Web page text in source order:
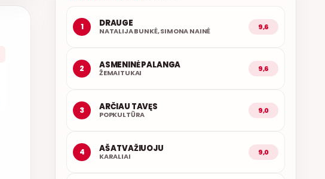
1 DRAUGE
NATALIJA BUNKĖ, SIMONA NAINĖ 9,6
2 ASMENINĖ PALANGA
ŽEMAITUKAI 9,6
3 ARČIAU TAVĘS
POPKULTŪRA 9,0
4 AŠ ATVAŽIUOJU
KARALIAI 9,0